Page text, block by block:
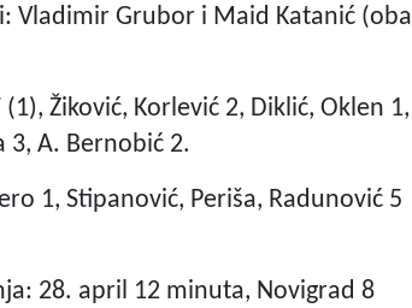
Vladimir Grubor i Maid Katanić (oba
Žiković, Korlević 2, Diklić, Oklen 1,
3, A. Bernobić 2.
1, Stipanović, Periša, Radunović 5
28. april 12 minuta, Novigrad 8